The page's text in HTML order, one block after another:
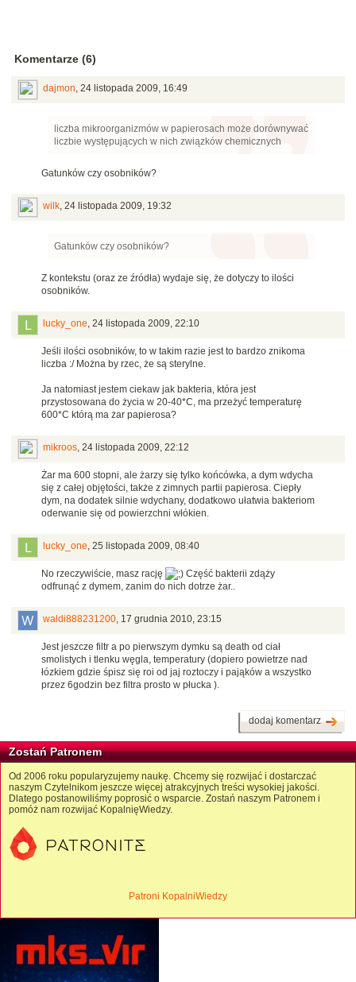
Komentarze (6)
dajmon, 24 listopada 2009, 16:49
liczba mikroorganizmów w papierosach może dorównywać
liczbie występujących w nich związków chemicznych
Gatunków czy osobników?
wilk, 24 listopada 2009, 19:32
Gatunków czy osobników?
Z kontekstu (oraz ze źródła) wydaje się, że dotyczy to ilości
osobników.
lucky_one, 24 listopada 2009, 22:10
Jeśli ilości osobników, to w takim razie jest to bardzo znikoma
liczba :/ Można by rzec, że są sterylne.
Ja natomiast jestem ciekaw jak bakteria, która jest
przystosowana do życia w 20-40*C, ma przeżyć temperaturę
600*C którą ma żar papierosa?
mikroos, 24 listopada 2009, 22:12
Żar ma 600 stopni, ale żarzy się tylko końcówka, a dym wdycha
się z całej objętości, także z zimnych partii papierosa. Ciepły
dym, na dodatek silnie wdychany, dodatkowo ułatwia bakteriom
oderwanie się od powierzchni włókien.
lucky_one, 25 listopada 2009, 08:40
No rzeczywiście, masz rację
Część bakterii zdąży
odfrunąć z dymem, zanim do nich dotrze żar..
waldi888231200, 17 grudnia 2010, 23:15
Jest jeszcze filtr a po pierwszym dymku są death od ciał
smolistych i tlenku węgla, temperatury (dopiero powietrze nad
łózkiem gdzie śpisz się roi od jaj roztoczy i pająków a wszystko
przez 6godzin bez filtra prosto w płucka ).
dodaj komentarz
Zostań Patronem
Od 2006 roku popularyzujemy naukę. Chcemy się rozwijać i dostarczać
naszym Czytelnikom jeszcze więcej atrakcyjnych treści wysokiej jakości.
Dlatego postanowiliśmy poprosić o wsparcie. Zostań naszym Patronem i
pomóż nam rozwijać KopalnięWiedzy.
Patroni KopalniWiedzy